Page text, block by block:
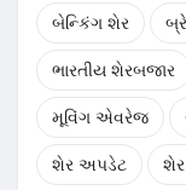
બેન્કિંગ શેર
ભારતીય શેરબજાર
મૂવિંગ એવરેજ
શેર અપડેટ શેર